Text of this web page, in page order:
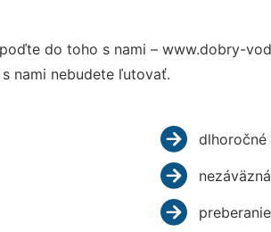
do toho s nami – www.dobry-
nami nebudete ľutovať.
dlhoročné